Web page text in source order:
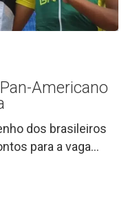
Americano
dos brasileiros
para a vaga…